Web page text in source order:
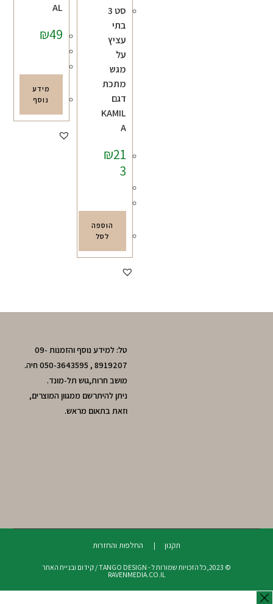
AL
₪49
מידע
נוסף
סט 3
בתי
עציץ
על
מגש
מתכת
דגם
KAMIL
A
₪21
3
הוספה
לסל
טל: למידע נוסף והזמנות 09-
8919207 , 050-3643595 חיה.
מושב חרות,גוש תל-מונד.
ניתן להיתרשם ממגוון המוצרים,
וזאת בתאום מראש.
תקנון החלפות והחזרות
© 2023,כל הזכויות שמורות ל - TANGO DESIGN / קידום ובניית האתר
RAVENMEDIA.CO.IL